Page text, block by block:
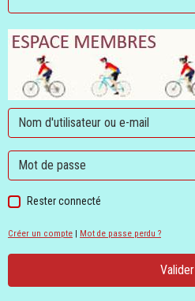
Rester connecté
Créer un compte | Mot de passe perdu ?
Valider